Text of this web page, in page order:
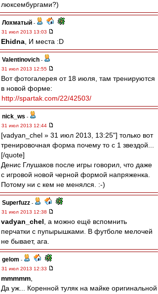
люксембургами?)
Лохматый -
31 июл 2013 13:03
Ehidna , И места :D
Valentinovich -
31 июл 2013 12:55
Вот фотогалерея от 18 июля, там тренируются
в новой форме:
http://spartak.com/22/42503/
nick_ws -
31 июл 2013 12:44
[vadyan_chel » 31 июл 2013, 13:25"] только вот
тренировочная форма почему то с 1 звездой...
[/quote]
Денис Глушаков после игры говорил, что даже
с игровой новой черной формой напряженка.
Потому ни с кем не менялся. :-)
Superfuzz -
31 июл 2013 12:38
vadyan_chel , а можно ещё вспомнить
перчатки с пупырышками. В футболе мелочей
не бывает, ага.
gelom -
31 июл 2013 12:33
mmmmm
Да уж... Коренной туляк на майке оригинальной